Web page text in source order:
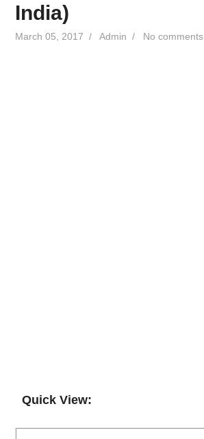
India)
March 05, 2017 /Admin / No comments
Quick View: